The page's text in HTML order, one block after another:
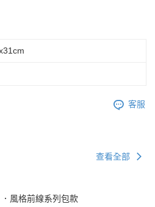
客服
查看全部
．風格前線系列包款